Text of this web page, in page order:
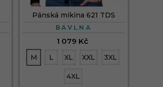
Pánská mikina 621 TDS
BAVLNA
1 079 Kč
M L XL XXL 3XL
4XL